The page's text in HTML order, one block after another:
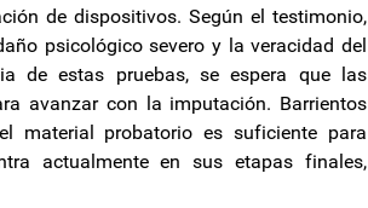
de dispositivos. Según el testimonio,
psicológico severo y la veracidad del
de estas pruebas, se espera que las
avanzar con la imputación. Barrientos
material probatorio es suficiente para
actualmente en sus etapas finales,